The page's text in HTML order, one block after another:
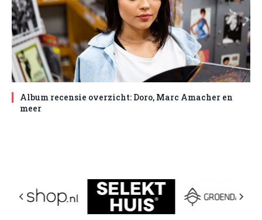
Album recensie overzicht: Doro, Marc Amacher en
meer